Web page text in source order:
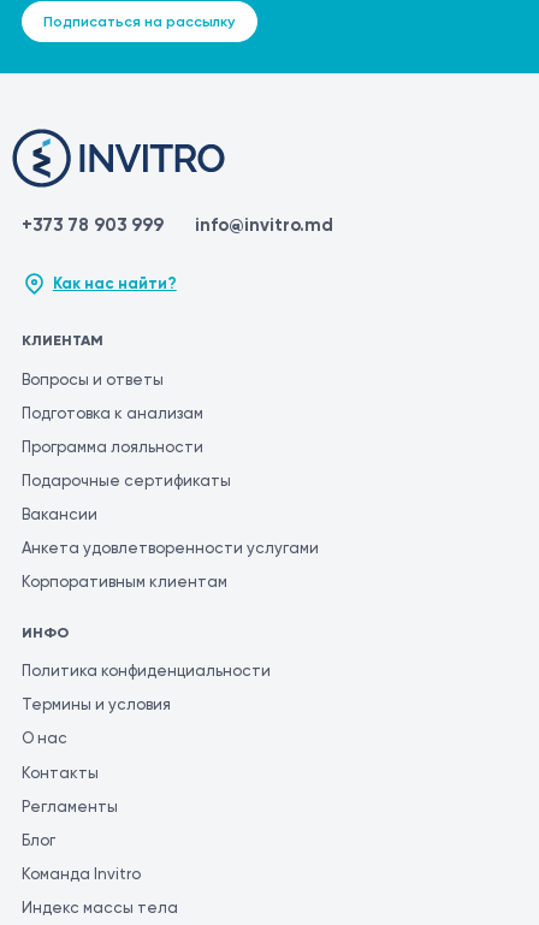
Подписаться на рассылку
+373 78 903 999 info@invitro.md
Как нас найти?
КЛИЕНТАМ
Вопросы и ответы
Подготовка к анализам
Программа лояльности
Подарочные сертификаты
Вакансии
Анкета удовлетворенности услугами
Корпоративным клиентам
ИНФО
Политика конфиденциальности
Термины и условия
О нас
Контакты
Регламенты
Блог
Команда Invitro
Индекс массы тела